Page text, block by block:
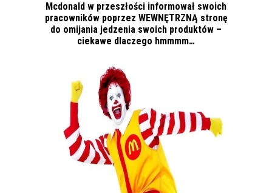
Mcdonald w przeszłości informował swoich
pracowników poprzez WEWNĘTRZNĄ stronę
do omijania jedzenia swoich produktów –
ciekawe dlaczego hmmmm…